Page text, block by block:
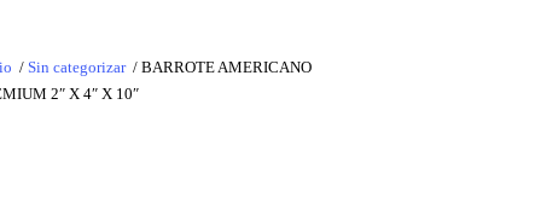
/ Sin categorizar / BARROTE AMERICANO
2″ X 4″ X 10″